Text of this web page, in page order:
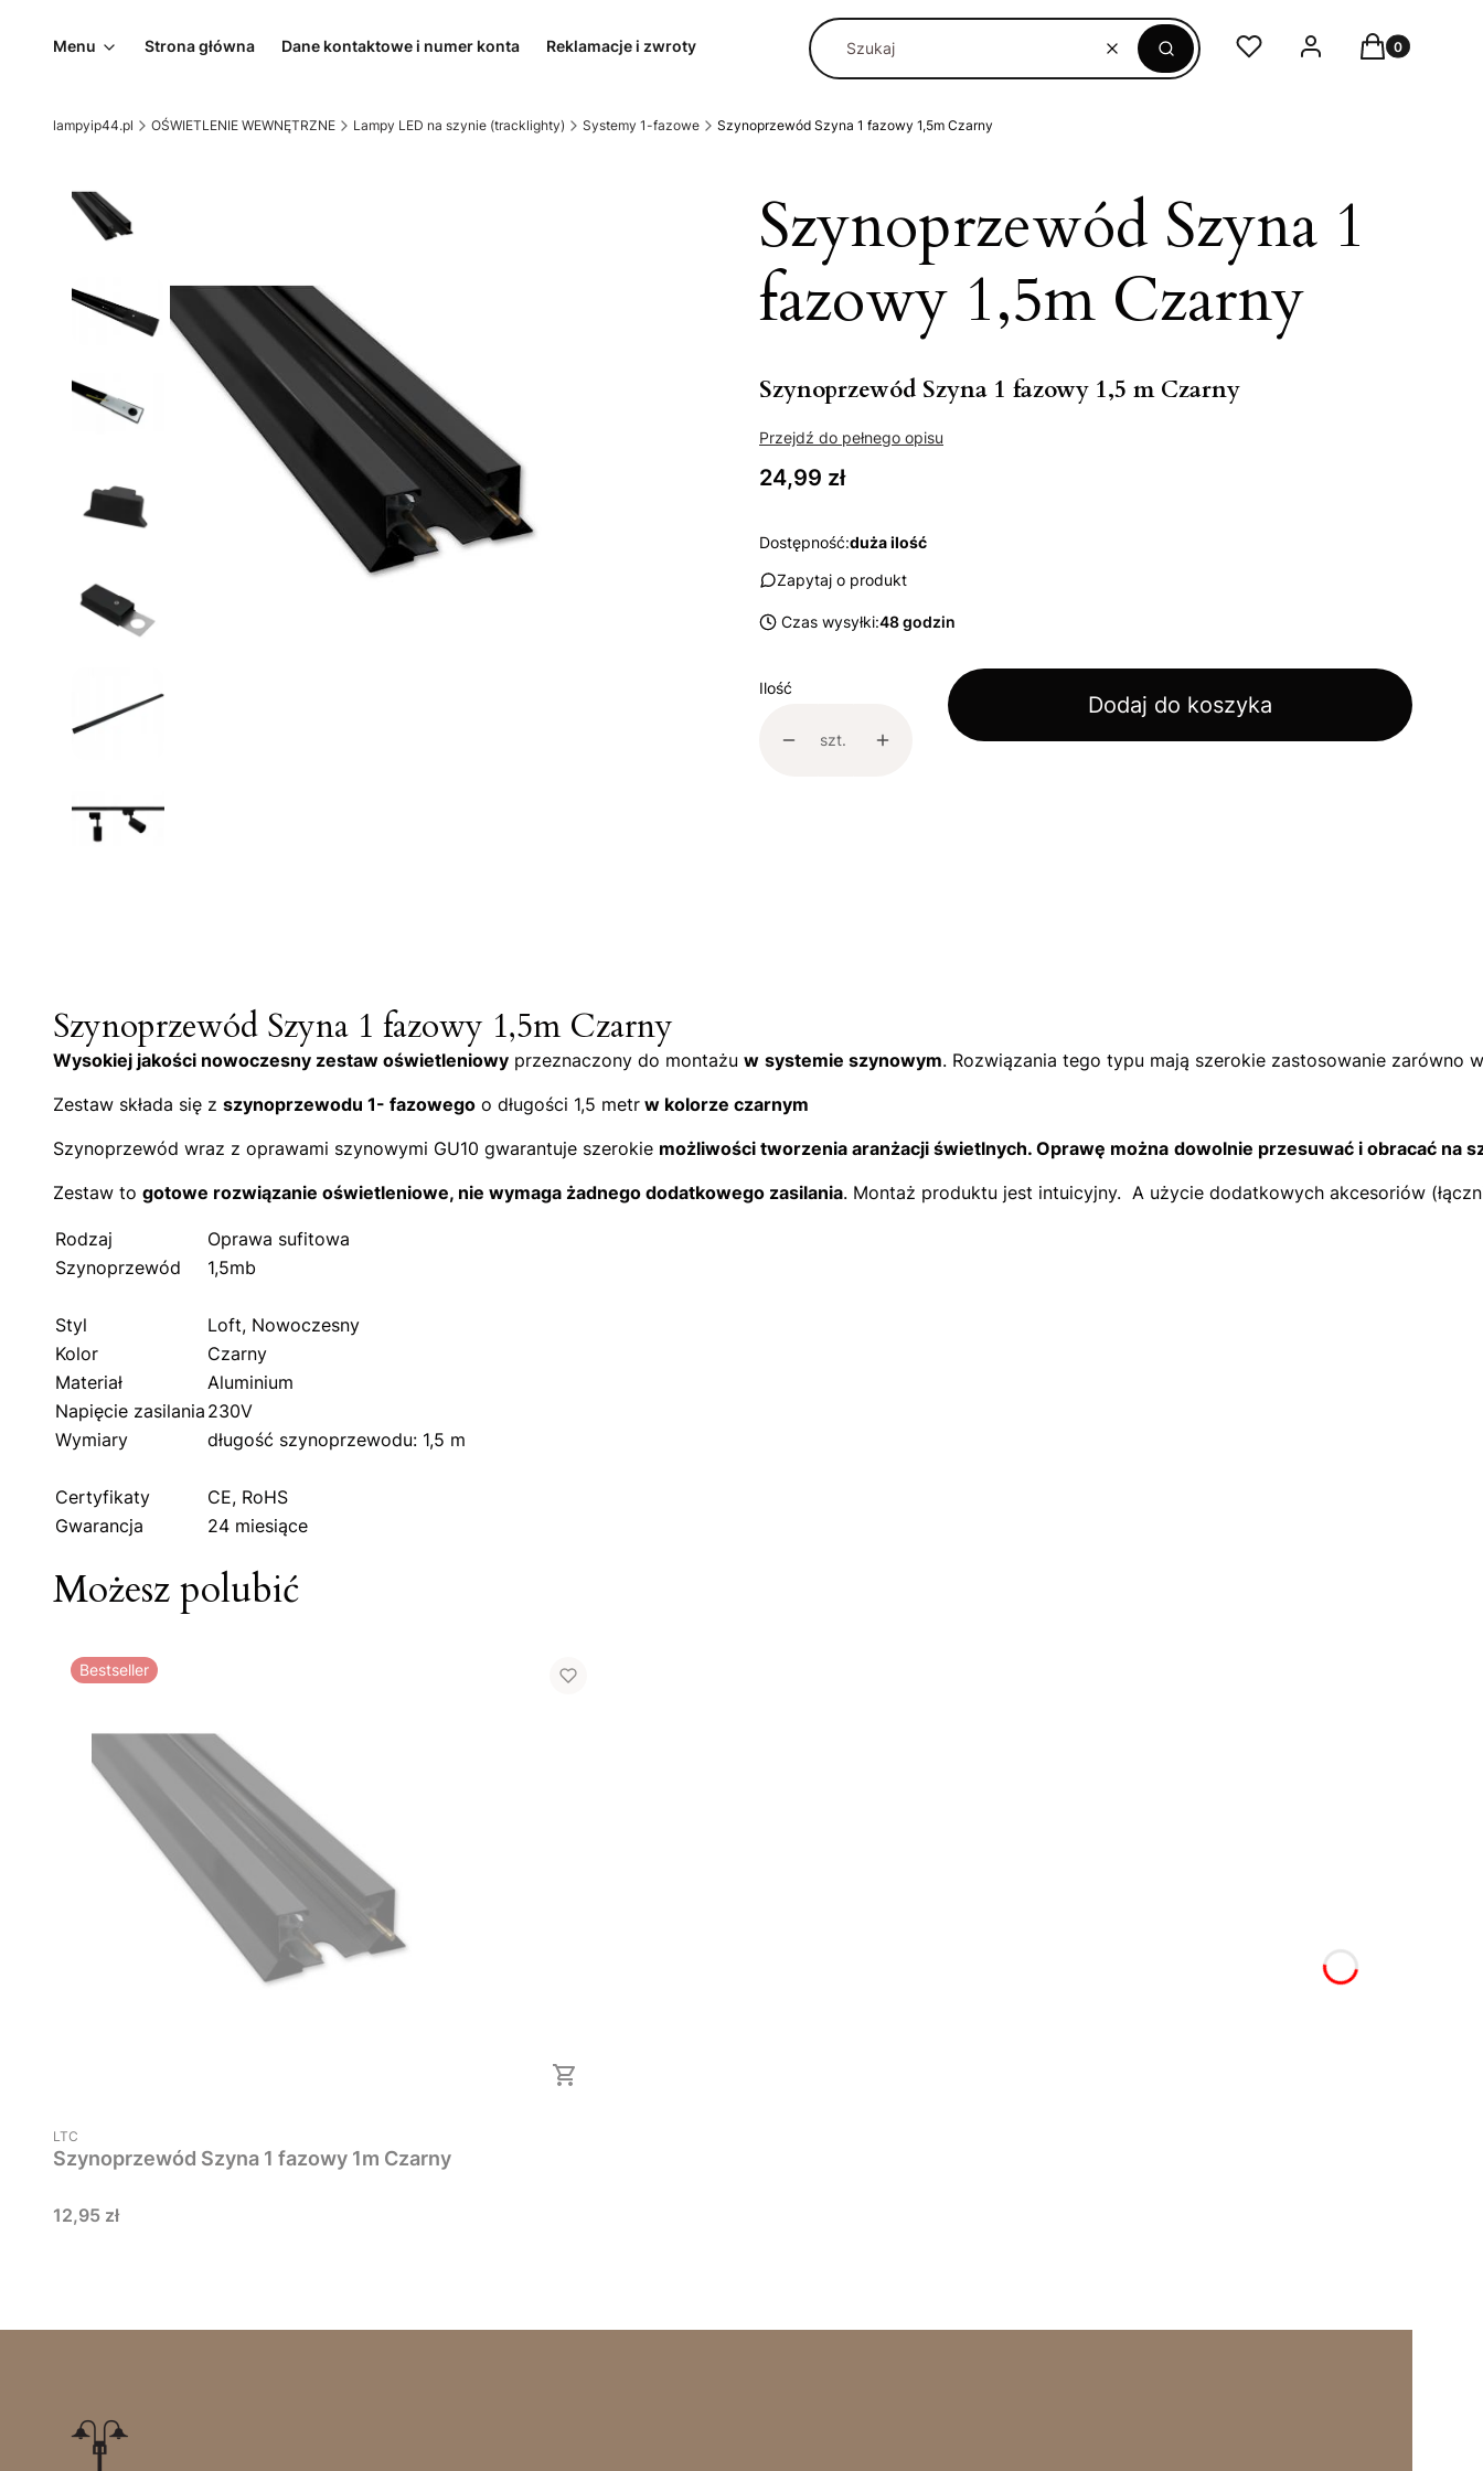
Menu Strona główna Dane kontaktowe i numer konta Reklamacje i zwroty
WyczyśćSzukaj
Ulubione Zaloguj sięProdukty w
Koszyk
lampyip44.pl OŚWIETLENIE WEWNĘTRZNE Lampy LED na szynie (tracklighty) Systemy 1-fazowe Szynoprzewód Szyna 1 fazowy 1,5m Czarny
Szynoprzewód Szyna 1
fazowy 1,5m Czarny
Szynoprzewód Szyna 1 fazowy 1,5 m Czarny
Przejdź do pełnego opisu
Cena
24,99 zł
Dostępność:duża ilość
Zapytaj o produkt
Czas wysyłki:48 godzin
Ilość
szt.
Dodaj do koszyka
Szynoprzewód Szyna 1 fazowy 1,5m Czarny
Wysokiej jakości nowoczesny zestaw oświetleniowy przeznaczony do montażu w systemie szynowym. Rozwiązania tego typu mają szerokie zastosowanie zarówno
Zestaw składa się z szynoprzewodu 1- fazowego o długości 1,5 metr w kolorze czarnym
Szynoprzewód wraz z oprawami szynowymi GU10 gwarantuje szerokie możliwości tworzenia aranżacji świetlnych. Oprawę można dowolnie przesuwać i obracać na
Zestaw to gotowe rozwiązanie oświetleniowe, nie wymaga żadnego dodatkowego zasilania. Montaż produktu jest intuicyjny. A użycie dodatkowych akcesoriów
Rodzaj
Oprawa sufitowa
Szynoprzewód
1,5mb
Styl
Loft, Nowoczesny
Kolor
Czarny
Materiał
Aluminium
Napięcie zasilania 230V
Wymiary
długość szynoprzewodu: 1,5 m
Certyfikaty
CE, RoHS
Gwarancja
24 miesiące
Możesz polubić
Bestseller
PRODUCENT
LTC
Szynoprzewód Szyna 1 fazowy 1m Czarny
Cena
12,95 zł